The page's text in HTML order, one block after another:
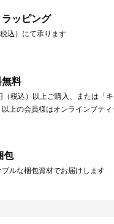
ッピング
込）にて承ります
料
（税込）以上ご購入、または「
以上の会員様はオンラインブテ
包
ルな梱包資材でお届けします